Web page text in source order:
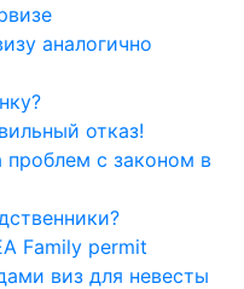
аналогично
отказ!
проблем с законом в
Family permit
виз для невесты